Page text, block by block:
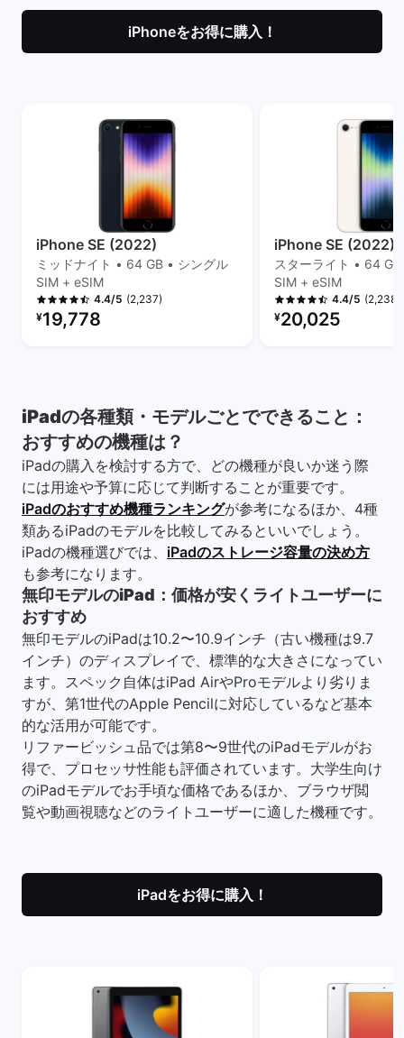
iPhoneをお得に購入！
iPhone SE (2022)
ミッドナイト • 64 GB • シングル
SIM + eSIM
4.4/5 (2,237)
リファービッシュ品の価格：
¥19,778
iPhone SE (2022)
スターライト • 64
SIM + eSIM
4.4/5 (2,238)
リファービッシュ品の
¥20,025
iPadの各種類・モデルごとでできること：
おすすめの機種は？
iPadの購入を検討する方で、どの機種が良いか迷う際
には用途や予算に応じて判断することが重要です。
iPadのおすすめ機種ランキングが参考になるほか、4種
類あるiPadのモデルを比較してみるといいでしょう。
iPadの機種選びでは、 iPadのストレージ容量の決め方
も参考になります。
無印モデルのiPad：価格が安くライトユーザーに
おすすめ
無印モデルのiPadは10.2〜10.9インチ（古い機種は9.7
インチ）のディスプレイで、標準的な大きさになってい
ます。スペック自体はiPad AirやProモデルより劣りま
すが、第1世代のApple Pencilに対応しているなど基本
的な活用が可能です。
リファービッシュ品では第8〜9世代のiPadモデルがお
得で、プロセッサ性能も評価されています。大学生向け
のiPadモデルでお手頃な価格であるほか、ブラウザ閲
覧や動画視聴などのライトユーザーに適した機種です。
iPadをお得に購入！